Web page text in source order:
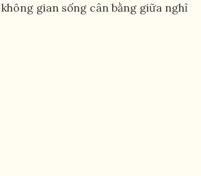
gian sống cân bằng giữa nghỉ